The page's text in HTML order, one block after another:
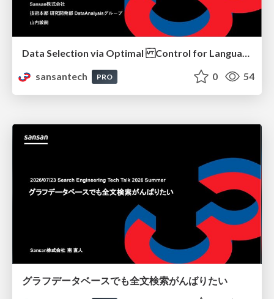
sansantech
PRO 0 54
グラフデータベースでも全文検索がんばりたい